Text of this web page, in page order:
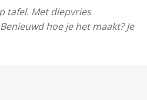
tafel. Met diepvries
hoe je het maakt? Je